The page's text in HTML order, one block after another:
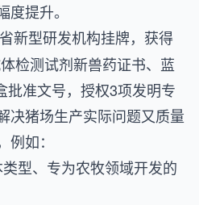
提升。
新型研发机构挂牌，获得
检测试剂新兽药证书、蓝
批准文号，授权3项发明专
决猪场生产实际问题又质量
如：
型、专为农牧领域开发的